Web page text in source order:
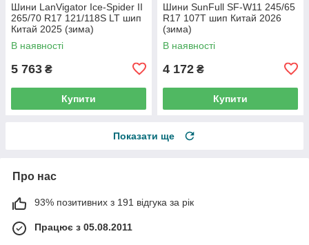
Шини LanVigator Ice-Spider II
265/70 R17 121/118S LT шип
Китай 2025 (зима)
В наявності
5 763 ₴
Купити
Шини SunFull SF-W11 245/65
R17 107T шип Китай 2026
(зима)
В наявності
4 172 ₴
Купити
Показати ще
Про нас
93% позитивних з 191 відгука за рік
Працює з 05.08.2011